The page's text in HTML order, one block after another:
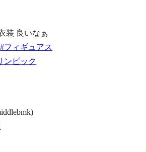
装 良いなぁ
#フィギュアス
ンピック